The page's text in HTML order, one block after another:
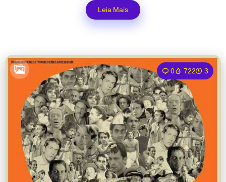
Leia Mais
0 722 3